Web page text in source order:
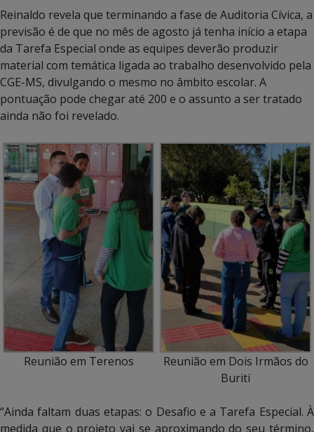
Reinaldo revela que terminando a fase de Auditoria Cívica, a
previsão é de que no mês de agosto já tenha início a etapa
da Tarefa Especial onde as equipes deverão produzir
material com temática ligada ao trabalho desenvolvido pela
CGE-MS, divulgando o mesmo no âmbito escolar. A
pontuação pode chegar até 200 e o assunto a ser tratado
ainda não foi revelado.
Reunião em Terenos
Reunião em Dois Irmãos do
Buriti
“Ainda faltam duas etapas: o Desafio e a Tarefa Especial. À
medida que o projeto vai se aproximando do seu término,